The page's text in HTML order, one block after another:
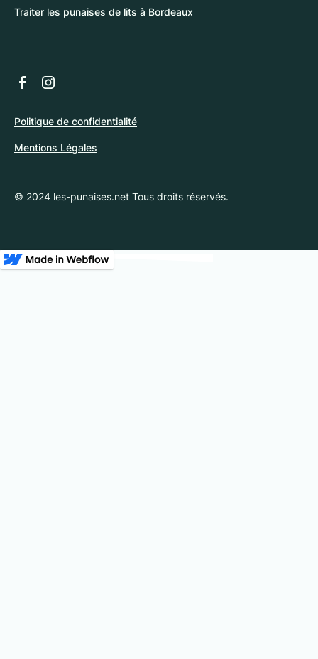
Traiter les punaises de lits à Bordeaux
© 2024 les-punaises.net Tous droits réservés.
Politique de confidentialité
Mentions Légales